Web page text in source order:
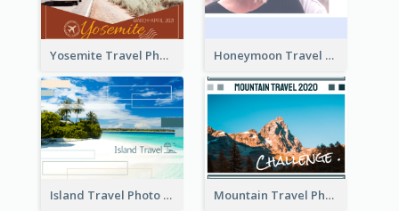
Yosemite Travel Photo Book Honeymoon Travel Photo Book
Island Travel Photo Book Mountain Travel Photo Book